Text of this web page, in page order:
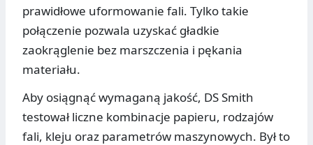
prawidłowe uformowanie fali. Tylko takie
połączenie pozwala uzyskać gładkie
zaokrąglenie bez marszczenia i pękania
materiału.
Aby osiągnąć wymaganą jakość, DS Smith
testował liczne kombinacje papieru, rodzajów
fali, kleju oraz parametrów maszynowych. Był to